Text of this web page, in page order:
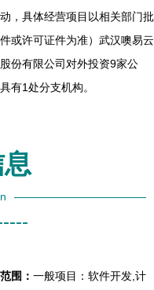
，具体经营项目以相关部门批
或许可证件为准）武汉噢易云
份有限公司对外投资9家公
有1处分支机构。
围： 一般项目：软件开发,计